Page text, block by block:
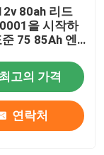
80ah 리드
을 시작하
엔
최고의 가격
연락처